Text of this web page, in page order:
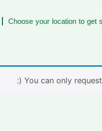
Choose your location to get
You can only